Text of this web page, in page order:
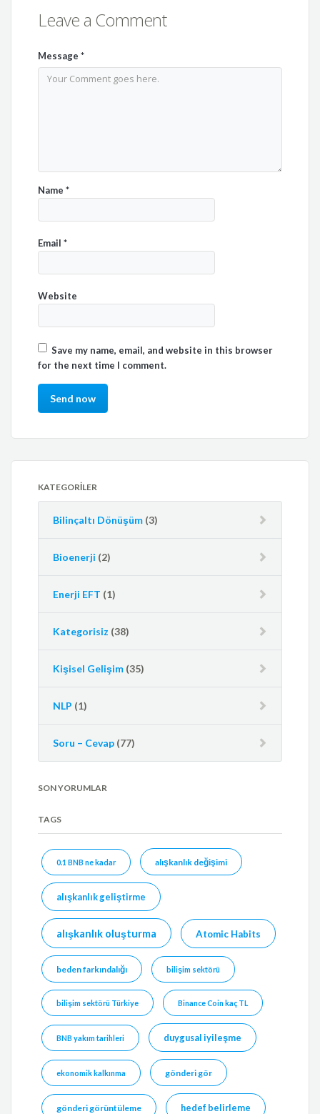
Leave a Comment
Message*
Name*
Email*
Website
Save my name, email, and website in this browser
for the next time I comment.
KATEGORILER
Bilinçaltı Dönüşüm (3)
Bioenerji (2)
Enerji EFT (1)
Kategorisiz (38)
Kişisel Gelişim (35)
NLP (1)
Soru – Cevap (77)
SON YORUMLAR
TAGS
0.1 BNB ne kadar alışkanlık değişimi
alışkanlık geliştirme
alışkanlık oluşturma Atomic Habits
beden farkındalığı bilişim sektörü
bilişim sektörü Türkiye Binance Coin kaç TL
BNB yakım tarihleri duygusal iyileşme
ekonomik kalkınma gönderi gör
gönderi görüntüleme hedef belirleme